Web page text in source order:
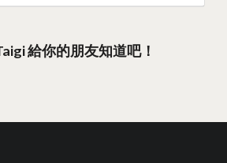
給你的朋友知道吧！